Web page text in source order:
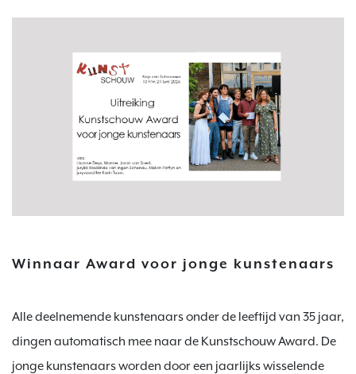
Winnaar Award voor jonge kunstenaars
Alle deelnemende kunstenaars onder de leeftijd van 35 jaar,
dingen automatisch mee naar de Kunstschouw Award. De
jonge kunstenaars worden door een jaarlijks wisselende